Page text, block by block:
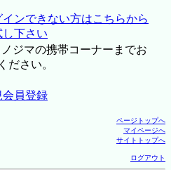
ンできない方はこちらから
し下さい
ジマの携帯コーナーまでお
ださい。
会員登録
ページトップへ
マイページへ
サイトトップへ
ログアウト